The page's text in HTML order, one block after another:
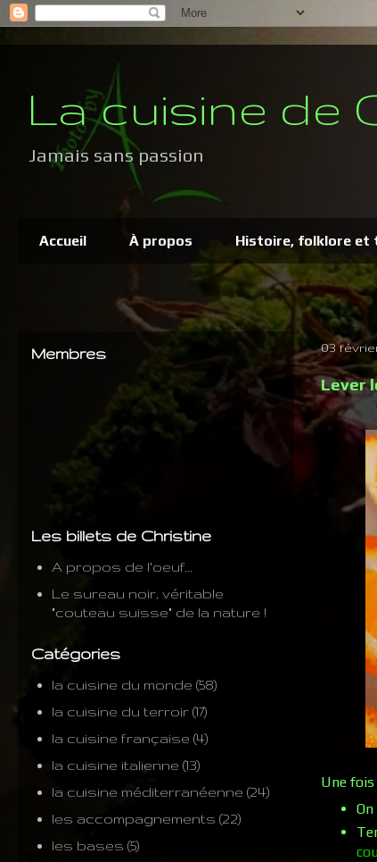
La cuisine de
Jamais sans passion
Accueil À propos Histoire, folklore et
03
Lever
Une
Membres
Les billets de Christine
A propos de l'oeuf...
Le sureau noir, véritable
"couteau suisse" de la nature !
Catégories
la cuisine du monde (58)
la cuisine du terroir (17)
la cuisine française (4)
la cuisine italienne (13)
la cuisine méditerranéenne (24)
les accompagnements (22)
les bases (5)